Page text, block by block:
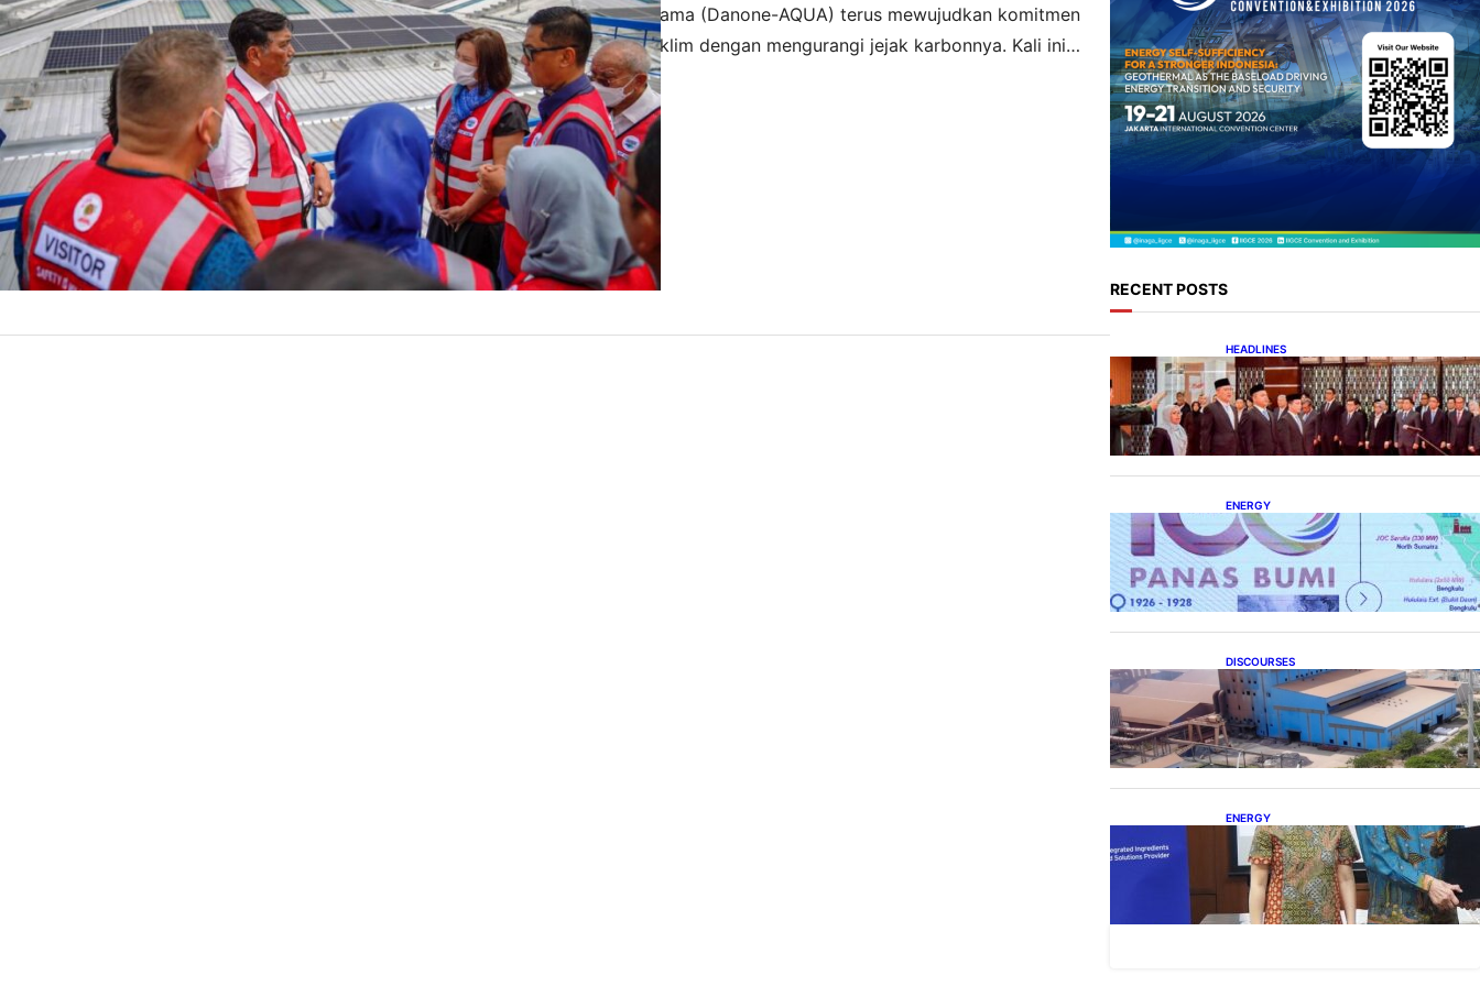
Badung, Petrominer – PT Tirta Investama (Danone-AQUA) terus mewujudkan komitmen
dalam dalam memitigasi perubahan iklim dengan mengurangi jejak karbonnya. Kali ini
direalisasikan melalui pembangunan Pembangkit Listrik Tenaga Surya (PLTS) Atap di
kawasan pabrik Danone-AQUA Mambal, Kabupaten Badung, Bali. CEO Danone Indonesia,
Connie Ang, menjelaskan bahwa PLTS Atap di pabrik Mambal ini merupakan PLTS Atap
terbesar…
bySonny1 September 2022
RECENT POSTS
HEADLINES
Lana Saria Dilantik Sebagai
Kepala Badan Geologi
ENERGY
Momentum 100 Tahun Panas
Bumi untuk Akselerasi
Pertumbuhan
DISCOURSES
Manfaat Hilirisasi Belum
Merata, Pemerintah Perlu Kaji
Ulang Skema DBH
ENERGY
Dukung Operasional, Lautan
Luas Perkuat Implementasi
Solusi Energi Terbarukan